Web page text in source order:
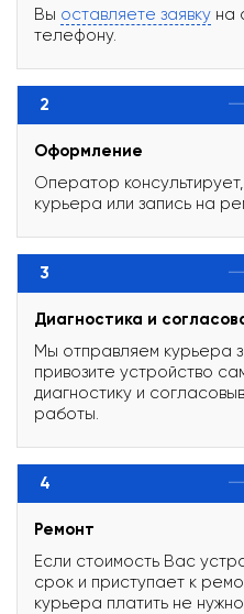
Вы оставляете заявку на
телефону.
2
Оформление
Оператор
курьера или запись на
3
Диагностика и
Мы отправляем курьера
привозите устройство
диагностику и
работы.
4
Ремонт
Если стоимость Вас
срок и приступает к
курьера платить не нужно.